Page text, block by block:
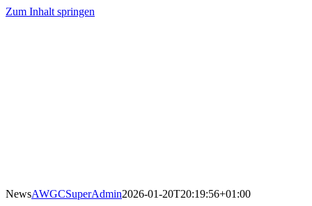
Zum Inhalt springen
NewsAWGCSuperAdmin2026-01-20T20:19:56+01:00